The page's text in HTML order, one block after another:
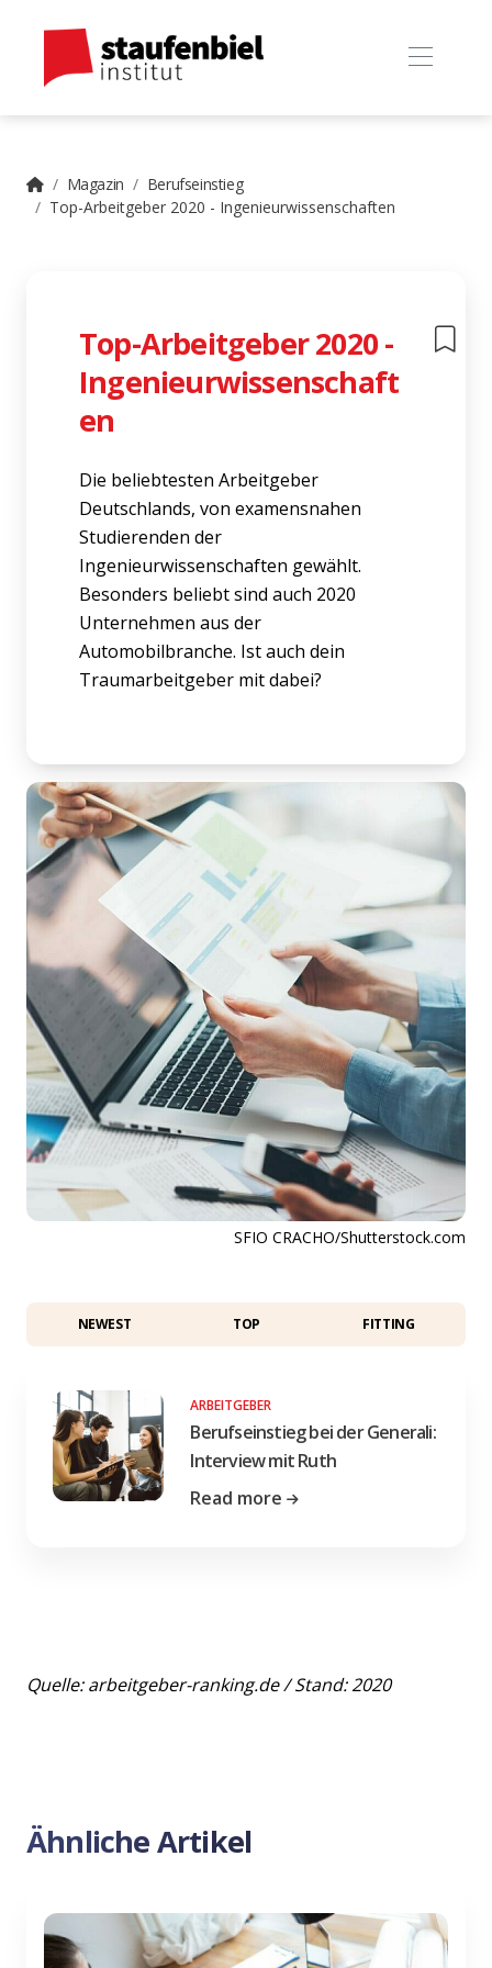
Magazin
Berufseinstieg
Top-Arbeitgeber 2020 - Ingenieurwissenschaften
Top-Arbeitgeber 2020 -
Ingenieurwissenschaft
en
Die beliebtesten Arbeitgeber
Deutschlands, von examensnahen
Studierenden der
Ingenieurwissenschaften gewählt.
Besonders beliebt sind auch 2020
Unternehmen aus der
Automobilbranche. Ist auch dein
Traumarbeitgeber mit dabei?
SFIO CRACHO/Shutterstock.com
NEWEST TOP FITTING
ARBEITGEBER
Berufseinstieg bei der Generali:
Interview mit Ruth
Read more
Quelle: arbeitgeber-ranking.de / Stand: 2020
Ähnliche Artikel